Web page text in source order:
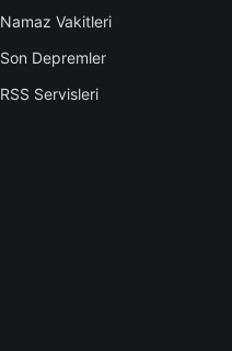
Namaz Vakitleri
Son Depremler
RSS Servisleri